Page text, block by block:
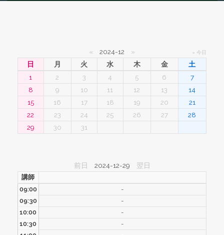
ー
« 2024-12 » » 今日
日 月 火 水 木 金
土
1
2 3 4 5 6
7
8
9 10 11 12 13
14
15
16 17 18 19 20
21
22
23 24 25 26 27
28
29
30 31
前日 2024-12-29 翌日
講師
09:00
-
09:30
-
10:00
-
10:30
-